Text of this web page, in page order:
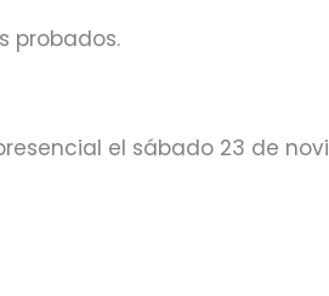
probados.
el sábado 23 de